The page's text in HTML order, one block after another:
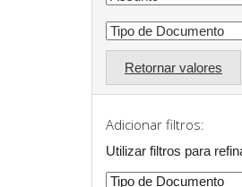
Retornar valores
Adicionar filtros:
Utilizar filtros para